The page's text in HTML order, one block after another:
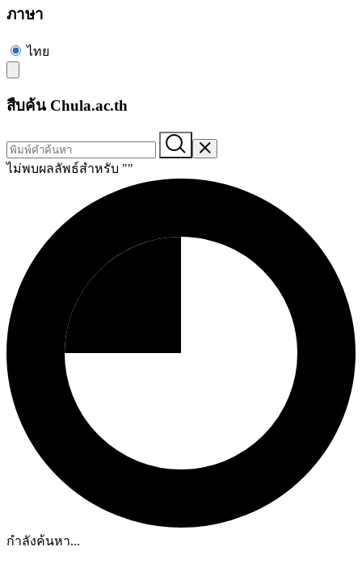
ภาษา
ไทย
สืบค้น Chula.ac.th
ไม่พบผลลัพธ์สำหรับ ""
กำลังค้นหา...